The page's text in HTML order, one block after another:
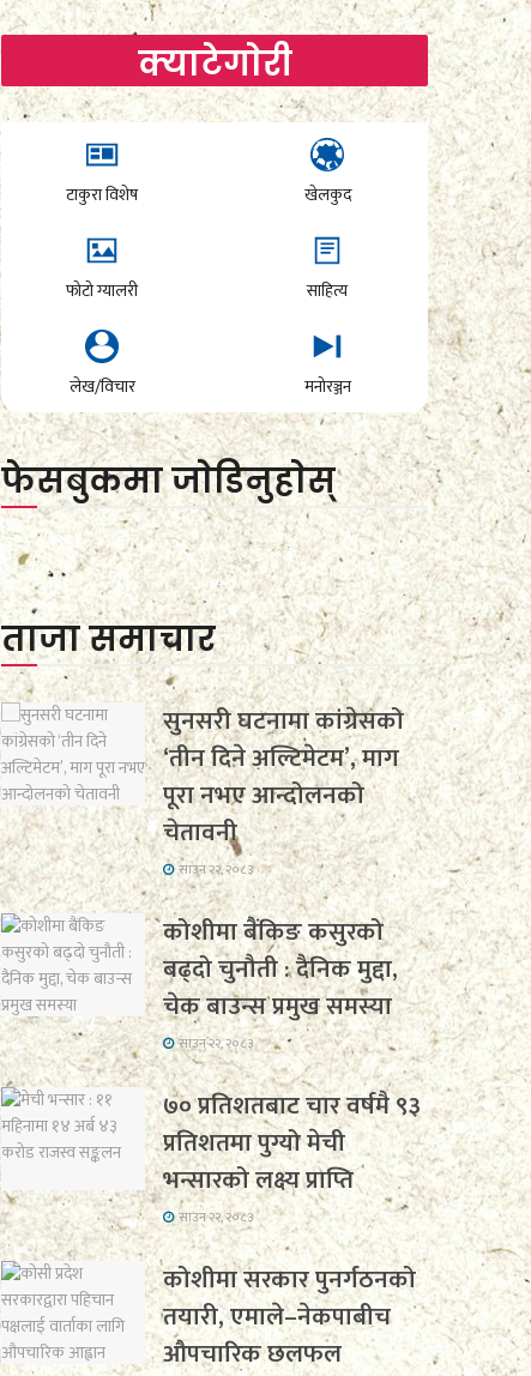
क्याटेगाेरी
टाकुरा विशेष खेलकुद
फोटो ग्यालरी साहित्य
लेख/विचार मनोरञ्जन
फेसबुकमा जाेडिनुहाेस्
ताजा समाचार
सुनसरी घटनामा कांग्रेसको
‘तीन दिने अल्टिमेटम’, माग
पूरा नभए आन्दोलनको
चेतावनी
साउन २२, २०८३
कोशीमा बैंकिङ कसुरको
बढ्दो चुनौती : दैनिक मुद्दा,
चेक बाउन्स प्रमुख समस्या
साउन २२, २०८३
७० प्रतिशतबाट चार वर्षमै ९३
प्रतिशतमा पुग्यो मेची
भन्सारको लक्ष्य प्राप्ति
साउन २२, २०८३
कोशीमा सरकार पुनर्गठनको
तयारी, एमाले–नेकपाबीच
औपचारिक छलफल